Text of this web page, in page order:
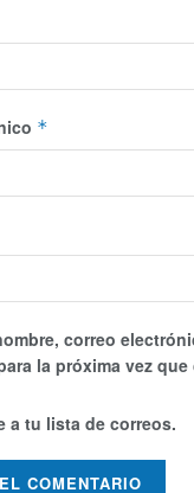
*
correo
la próxima vez que
a tu lista de correos.